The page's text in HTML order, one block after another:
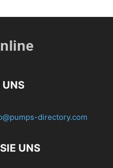
UNS
directory.com
UNS